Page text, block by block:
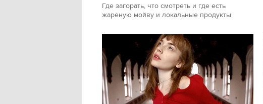
Где загорать, что смотреть и где есть
жареную мойву и локальные продукты